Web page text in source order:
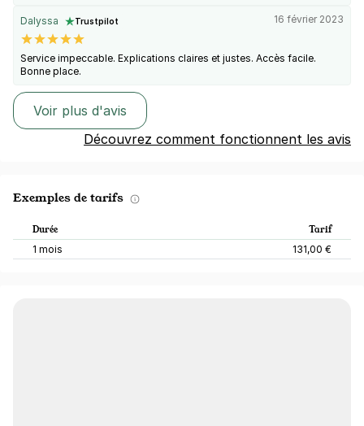
Dalyssa Trustpilot 16 février 2023
Service impeccable. Explications claires et justes. Accès facile.
Bonne place.
Voir plus d'avis
Découvrez comment fonctionnent les avis
Exemples de tarifs
Durée Tarif
1 mois 131,00 €